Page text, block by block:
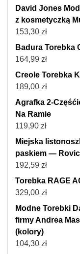
David Jones
z kosmetyczką
153,30 zł
Badura Torebka
164,99 zł
Creole Torebka
189,00 zł
Agrafka 2-
Na Ramie
119,90 zł
Miejska
paskiem —
192,59 zł
Torebka RAGE
329,00 zł
Modne Torebki
firmy Andrea
(kolory)
104,30 zł